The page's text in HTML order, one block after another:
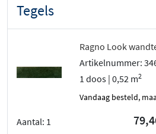
Tegels
Ragno Look
Artikelnummer:
1 doos | 0,52 m2
vandaag besteld,
Aantal: 1